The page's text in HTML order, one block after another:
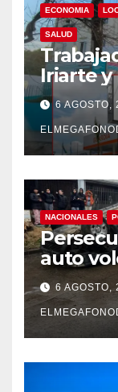
ECONOMIA
SALUD
Iriarte y
pase a
6 AGOSTO,
NACIONALES
auto
Solano
6 AGOSTO,